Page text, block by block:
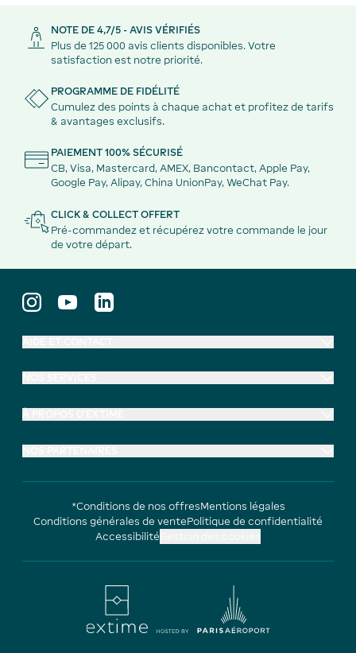
NOTE DE 4,7/5 - AVIS VÉRIFIÉS
Plus de 125 000 avis clients disponibles. Votre
satisfaction est notre priorité.
PROGRAMME DE FIDÉLITÉ
Cumulez des points à chaque achat et profitez de tarifs
& avantages exclusifs.
PAIEMENT 100% SÉCURISÉ
CB, Visa, Mastercard, AMEX, Bancontact, Apple Pay,
Google Pay, Alipay, China UnionPay, WeChat Pay.
CLICK & COLLECT OFFERT
Pré-commandez et récupérez votre commande le jour
de votre départ.
*Conditions de nos offresMentions légales
Conditions générales de ventePolitique de confidentialité
Accessibilité